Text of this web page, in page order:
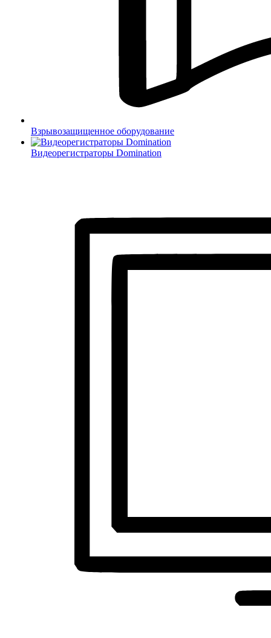
Взрывозащищенное оборудование
Видеорегистраторы Domination